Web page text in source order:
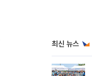
최신 뉴스